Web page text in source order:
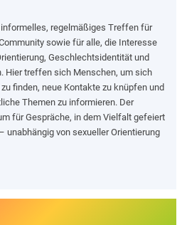
regelmäßiges Treffen für
sowie für alle, die Interesse
Geschlechtsidentität und
Hier treffen sich Menschen, um sich
finden, neue Kontakte zu knüpfen und
Themen zu informieren. Der
für Gespräche, in dem Vielfalt gefeiert
unabhängig von sexueller Orientierung